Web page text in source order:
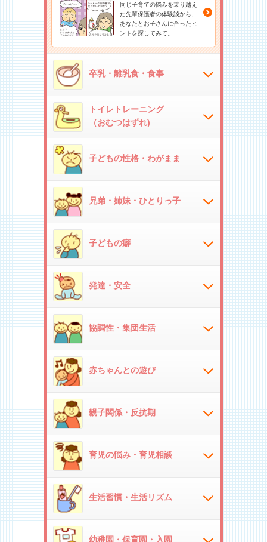
同じ子育ての悩みを乗り越え
た先輩保護者の体験談から、
あなたとお子さんに合ったヒ
ントを探してみて。
卒乳・離乳食・食事
トイレトレーニング
（おむつはずれ)
子どもの性格・わがまま
兄弟・姉妹・ひとりっ子
子どもの癖
発達・安全
協調性・集団生活
赤ちゃんとの遊び
親子関係・反抗期
育児の悩み・育児相談
生活習慣・生活リズム
幼稚園・保育園・入園